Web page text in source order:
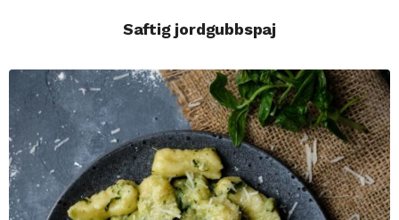
Saftig jordgubbspaj